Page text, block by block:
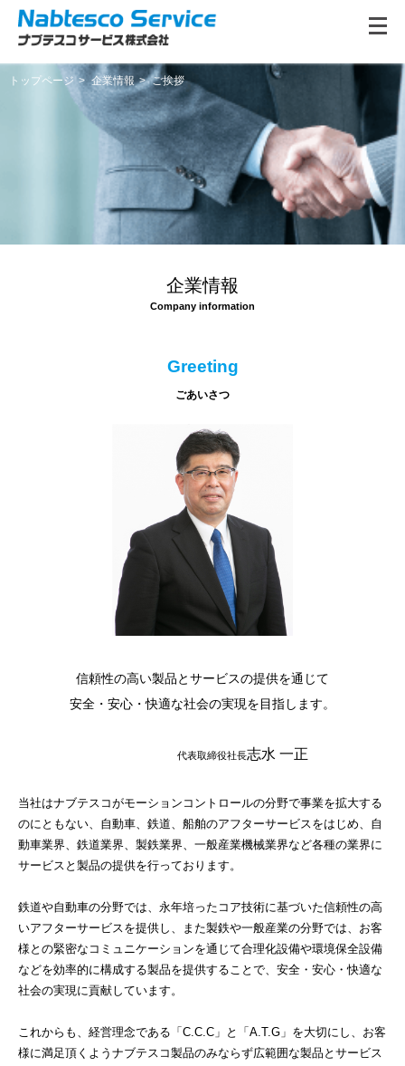
トップページ 企業情報 ご挨拶
企業情報
Greeting
ごあいさつ
信頼性の高い製品とサービスの提供を通じて
安全・安心・快適な社会の実現を目指します。
代表取締役社長志水 一正
当社はナブテスコがモーションコントロールの分野で事業を拡大する
のにともない、自動車、鉄道、船舶のアフターサービスをはじめ、自
動車業界、鉄道業界、製鉄業界、一般産業機械業界など各種の業界に
サービスと製品の提供を行っております。
鉄道や自動車の分野では、永年培ったコア技術に基づいた信頼性の高
いアフターサービスを提供し、また製鉄や一般産業の分野では、お客
様との緊密なコミュニケーションを通じて合理化設備や環境保全設備
などを効率的に構成する製品を提供することで、安全・安心・快適な
社会の実現に貢献しています。
これからも、経営理念である「C.C.C」と「A.T.G」を大切にし、お客
様に満足頂くようナブテスコ製品のみならず広範囲な製品とサービス